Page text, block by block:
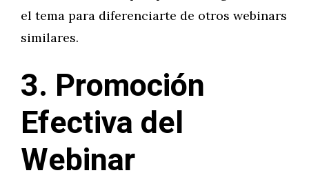
el tema para diferenciarte de otros webinars
similares.
3. Promoción
Efectiva del
Webinar